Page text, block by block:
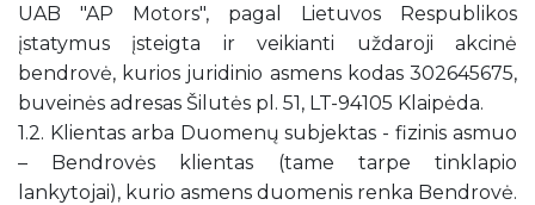
UAB "AP Motors", pagal Lietuvos Respublikos
įstatymus įsteigta ir veikianti uždaroji akcinė
bendrovė, kurios juridinio asmens kodas 302645675,
buveinės adresas Šilutės pl. 51, LT-94105 Klaipėda.
1.2. Klientas arba Duomenų subjektas - fizinis asmuo
– Bendrovės klientas (tame tarpe tinklapio
lankytojai), kurio asmens duomenis renka Bendrovė.